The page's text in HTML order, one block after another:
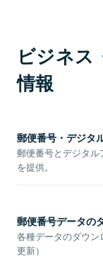
ビジネス
情報
郵便番号・デジタ
郵便番号とデジタ
を提供。
郵便番号データの
各種データのダウン
更新）